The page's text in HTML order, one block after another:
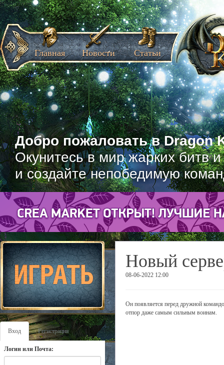
Добро пожаловать в Dragon
Окунитесь в мир жарких битв
и создайте непобедимую
Главная Новости Статьи
Вход Регистрация
Логин или Почта:
Новый
08-06-2022 12:00
Он появляется перед дружной
отпор даже самым сильным воинам.